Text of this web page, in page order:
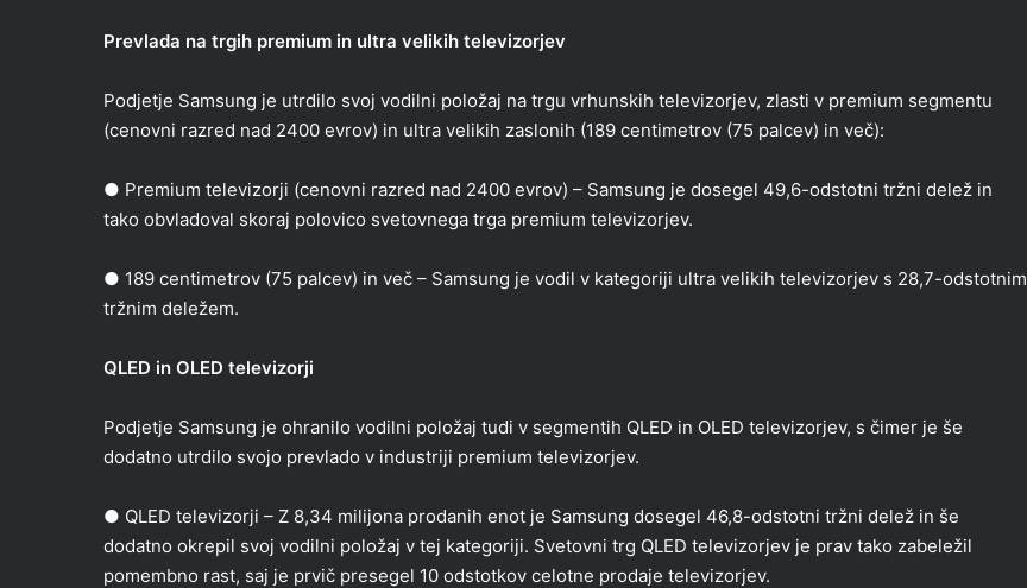
Prevlada na trgih premium in ultra velikih televizorjev
Podjetje Samsung je utrdilo svoj vodilni položaj na trgu vrhunskih televizorjev, zlasti v premium segmentu
(cenovni razred nad 2400 evrov) in ultra velikih zaslonih (189 centimetrov (75 palcev) in več):
● Premium televizorji (cenovni razred nad 2400 evrov) – Samsung je dosegel 49,6-odstotni tržni delež in
tako obvladoval skoraj polovico svetovnega trga premium televizorjev.
● 189 centimetrov (75 palcev) in več – Samsung je vodil v kategoriji ultra velikih televizorjev s 28,7-odstotnim
tržnim deležem.
QLED in OLED televizorji
Podjetje Samsung je ohranilo vodilni položaj tudi v segmentih QLED in OLED televizorjev, s čimer je še
dodatno utrdilo svojo prevlado v industriji premium televizorjev.
● QLED televizorji – Z 8,34 milijona prodanih enot je Samsung dosegel 46,8-odstotni tržni delež in še
dodatno okrepil svoj vodilni položaj v tej kategoriji. Svetovni trg QLED televizorjev je prav tako zabeležil
pomembno rast, saj je prvič presegel 10 odstotkov celotne prodaje televizorjev.